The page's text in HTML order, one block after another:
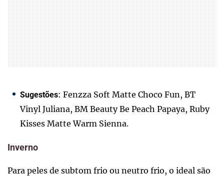
Sugestões: Fenzza Soft Matte Choco Fun, BT
Vinyl Juliana, BM Beauty Be Peach Papaya, Ruby
Kisses Matte Warm Sienna.
Inverno
Para peles de subtom frio ou neutro frio, o ideal são